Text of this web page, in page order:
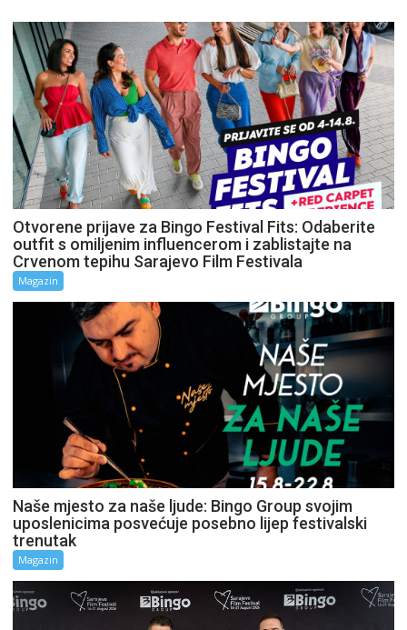
Otvorene prijave za Bingo Festival Fits: Odaberite
outfit s omiljenim influencerom i zablistajte na
Crvenom tepihu Sarajevo Film Festivala
Magazin
Naše mjesto za naše ljude: Bingo Group svojim
uposlenicima posvećuje posebno lijep festivalski
trenutak
Magazin